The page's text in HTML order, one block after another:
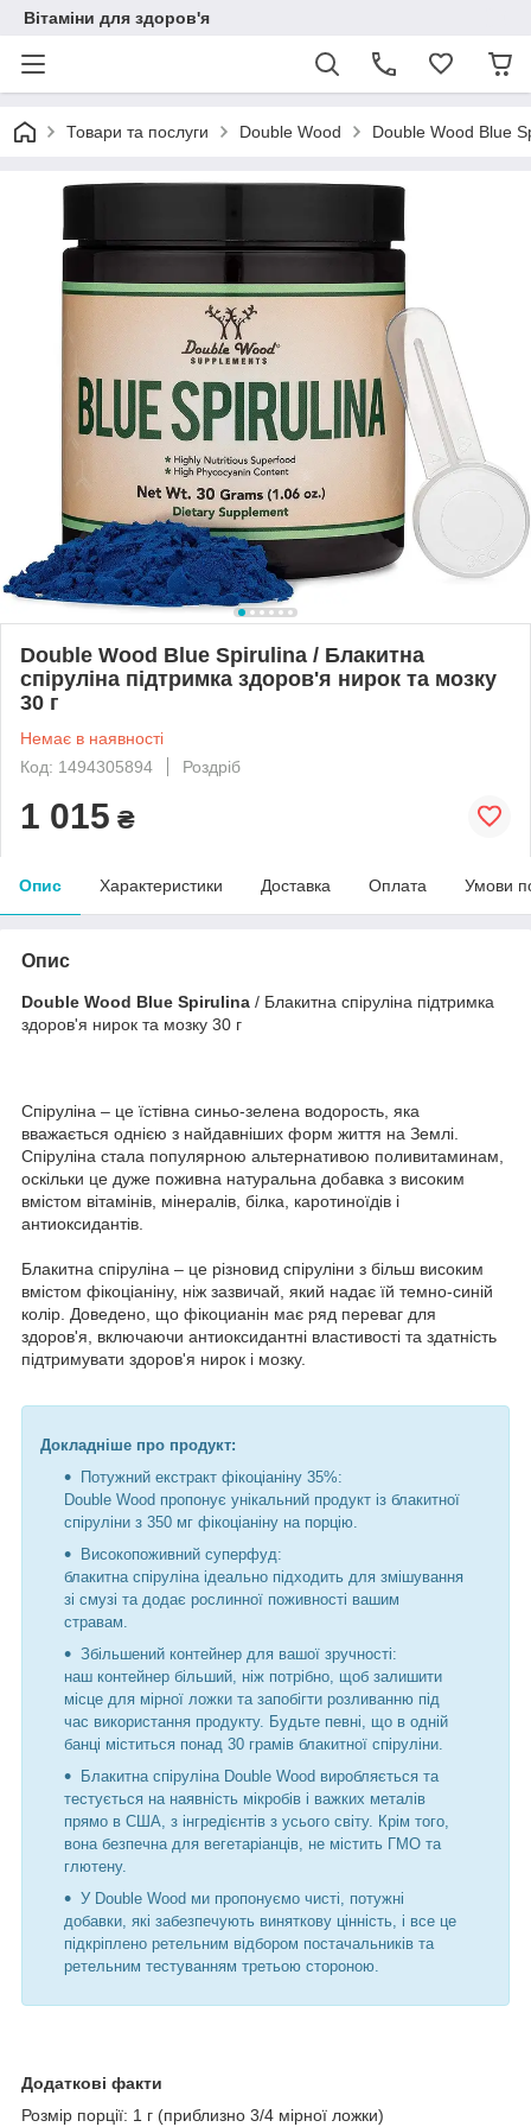
Вітаміни для здоров'я
Товари та послуги Double Wood Double Wood Blue
Double Wood Blue Spirulina / Блакитна
спіруліна підтримка здоров'я нирок та мозку
30 г
Немає в наявності
Код: 1494305894
Роздріб
1 015 ₴
Опис Характеристики Доставка Оплата Умови
Опис
Double Wood Blue Spirulina / Блакитна спіруліна підтримка
здоров'я нирок та мозку 30 г
Спіруліна – це їстівна синьо-зелена водорость, яка
вважається однією з найдавніших форм життя на Землі.
Спіруліна стала популярною альтернативою поливитаминам,
оскільки це дуже поживна натуральна добавка з високим
вмістом вітамінів, мінералів, білка, каротиноїдів і
антиоксидантів.
Блакитна спіруліна – це різновид спіруліни з більш високим
вмістом фікоціаніну, ніж зазвичай, який надає їй темно-синій
колір. Доведено, що фікоцианін має ряд переваг для
здоров'я, включаючи антиоксидантні властивості та здатність
підтримувати здоров'я нирок і мозку.
Докладніше про продукт:
Потужний екстракт фікоціаніну 35%:
Double Wood пропонує унікальний продукт із блакитної
спіруліни з 350 мг фікоціаніну на порцію.
Високопоживний суперфуд:
блакитна спіруліна ідеально підходить для змішування
зі смузі та додає рослинної поживності вашим
стравам.
Збільшений контейнер для вашої зручності:
наш контейнер більший, ніж потрібно, щоб залишити
місце для мірної ложки та запобігти розливанню під
час використання продукту. Будьте певні, що в одній
банці міститься понад 30 грамів блакитної спіруліни.
Блакитна спіруліна Double Wood виробляється та
тестується на наявність мікробів і важких металів
прямо в США, з інгредієнтів з усього світу. Крім того,
вона безпечна для вегетаріанців, не містить ГМО та
глютену.
У Double Wood ми пропонуємо чисті, потужні
добавки, які забезпечують виняткову цінність, і все це
підкріплено ретельним відбором постачальників та
ретельним тестуванням третьою стороною.
Додаткові факти
Розмір порції: 1 г (приблизно 3/4 мірної ложки)